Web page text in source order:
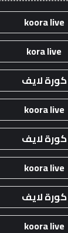
koora live
kora live
كورة لايف
koora live
كورة لايف
koora live
كورة لايف
koora live